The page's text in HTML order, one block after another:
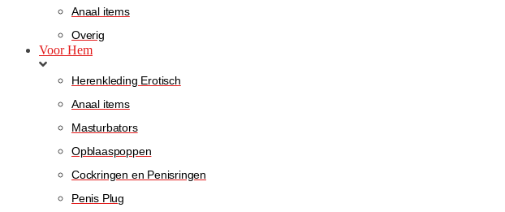
Anaal items
Overig
Voor Hem
Herenkleding Erotisch
Anaal items
Masturbators
Opblaaspoppen
Cockringen en Penisringen
Penis Plug